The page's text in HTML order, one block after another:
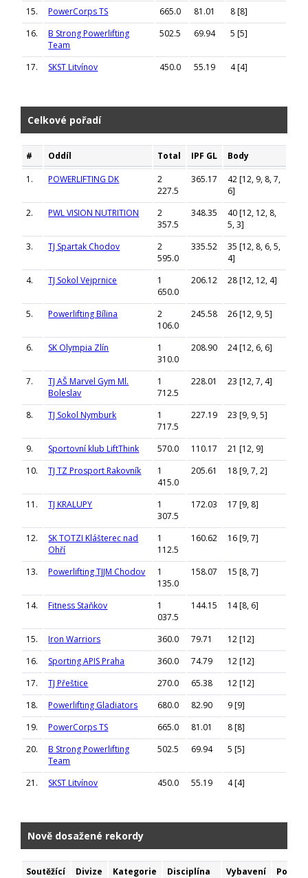
15. PowerCorps TS 665.0 81.01
8 [8]
16.
B Strong Powerlifting
Team
502.5 69.94 5 [5]
17. SKST Litvínov 450.0 55.19 4 [4]
Celkové pořadí
# Oddíl Total IPF GL
Body
1.
POWERLIFTING DK
2
227.5
365.17
42 [12, 9, 8, 7,
6]
2.
PWL VISION NUTRITION
2
357.5
348.35
40 [12, 12, 8,
5, 3]
3.
TJ Spartak Chodov
2
595.0
335.52
35 [12, 8, 6, 5,
4]
4.
TJ Sokol Vejprnice
1
650.0
206.12 28 [12, 12, 4]
5. Powerlifting Bílina
2
106.0
245.58 26 [12, 9, 5]
6. SK Olympia Zlín
1
310.0
208.90 24 [12, 6, 6]
7.
TJ AŠ Marvel Gym Ml.
Boleslav
1
712.5
228.01 23 [12, 7, 4]
8. TJ Sokol Nymburk
1
717.5
227.19 23 [9, 9, 5]
9. Sportovní klub LiftThink 570.0 110.17
21 [12, 9]
10.
TJ TZ Prosport Rakovník
1
415.0
205.61 18 [9, 7, 2]
11. TJ KRALUPY
1
307.5
172.03 17 [9, 8]
12.
SK TOTZI Klášterec nad
Ohří
1
112.5
160.62 16 [9, 7]
13. Powerlifting TJJM Chodov
1
135.0
158.07 15 [8, 7]
14. Fitness Staňkov
1
037.5
144.15 14 [8, 6]
15. Iron Warriors 360.0 79.71
12 [12]
16.
Sporting APIS Praha 360.0 74.79
12 [12]
17.
TJ Přeštice 270.0 65.38
12 [12]
18.
Powerlifting Gladiators 680.0 82.90
9 [9]
19.
PowerCorps TS 665.0 81.01
8 [8]
20.
B Strong Powerlifting
Team
502.5 69.94 5 [5]
21. SKST Litvínov 450.0 55.19 4 [4]
Nově dosažené rekordy
Soutěžící Divize Kategorie Disciplína Vybavení
Pokus